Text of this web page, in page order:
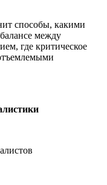
способы, какими
между
где критическое